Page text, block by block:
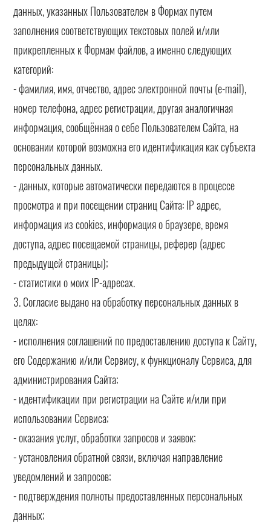
данных, указанных Пользователем в Формах путем
заполнения соответствующих текстовых полей и/или
прикрепленных к Формам файлов, а именно следующих
категорий:
- фамилия, имя, отчество, адрес электронной почты (e-mail),
номер телефона, адрес регистрации, другая аналогичная
информация, сообщённая о себе Пользователем Сайта, на
основании которой возможна его идентификация как субъекта
персональных данных.
- данных, которые автоматически передаются в процессе
просмотра и при посещении страниц Сайта: IP адрес,
информация из cookies, информация о браузере, время
доступа, адрес посещаемой страницы, реферер (адрес
предыдущей страницы);
- статистики о моих IP-адресах.
3. Согласие выдано на обработку персональных данных в
целях:
- исполнения соглашений по предоставлению доступа к Сайту,
его Содержанию и/или Сервису, к функционалу Сервиса, для
администрирования Сайта;
- идентификации при регистрации на Сайте и/или при
использовании Сервиса;
- оказания услуг, обработки запросов и заявок;
- установления обратной связи, включая направление
уведомлений и запросов;
- подтверждения полноты предоставленных персональных
данных;